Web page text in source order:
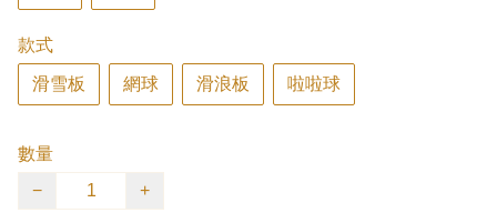
款式
滑雪板 網球 滑浪板 啦啦球
數量
−
+